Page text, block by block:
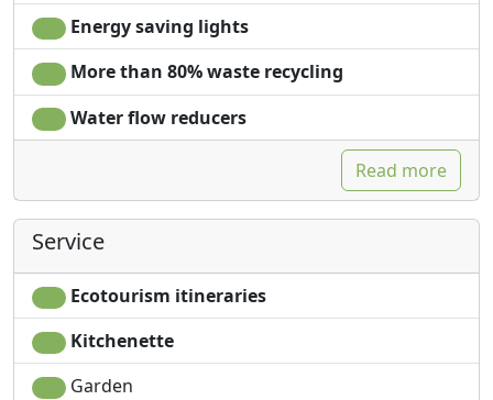
Energy saving lights
More than 80% waste recycling
Water flow reducers
Read more
Service
Ecotourism itineraries
Kitchenette
Garden